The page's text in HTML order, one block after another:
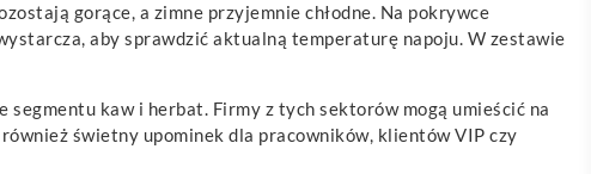
gorące, a zimne przyjemnie chłodne. Na pokrywce
aby sprawdzić aktualną temperaturę napoju. W zestawie
kaw i herbat. Firmy z tych sektorów mogą umieścić na
świetny upominek dla pracowników, klientów VIP czy